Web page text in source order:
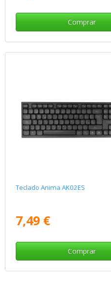
Comprar
Teclado Anima AK02ES
7,49 €
Comprar